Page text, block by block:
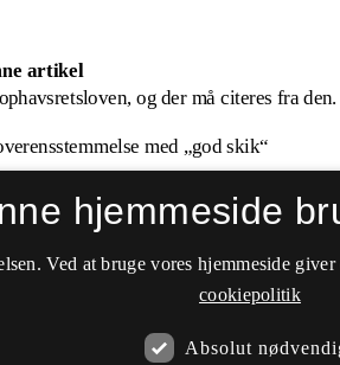
hjemmeside
Ved at bruge vores hjemmeside
cookiepolitik
Absolut